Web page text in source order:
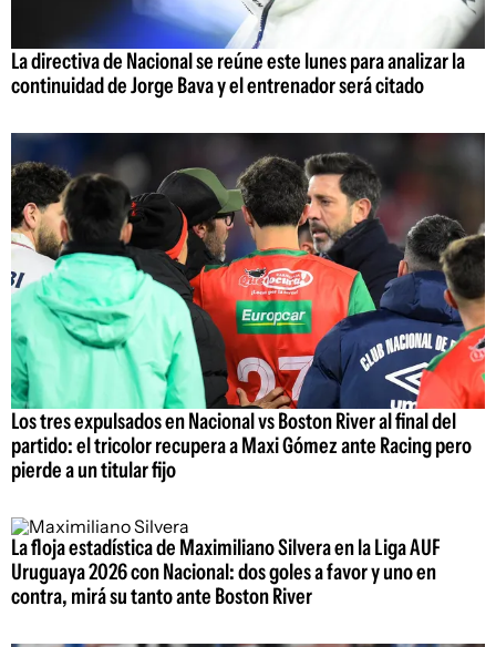
La directiva de Nacional se reúne este lunes para analizar la
continuidad de Jorge Bava y el entrenador será citado
Los tres expulsados en Nacional vs Boston River al final del
partido: el tricolor recupera a Maxi Gómez ante Racing pero
pierde a un titular fijo
La floja estadística de Maximiliano Silvera en la Liga AUF
Uruguaya 2026 con Nacional: dos goles a favor y uno en
contra, mirá su tanto ante Boston River